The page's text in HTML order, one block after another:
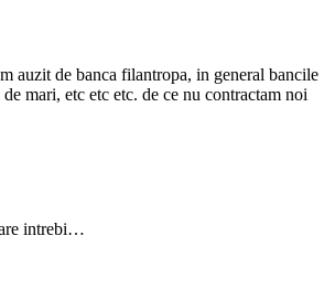
auzit de banca filantropa, in general bancile
mari, etc etc etc. de ce nu contractam noi
intrebi…